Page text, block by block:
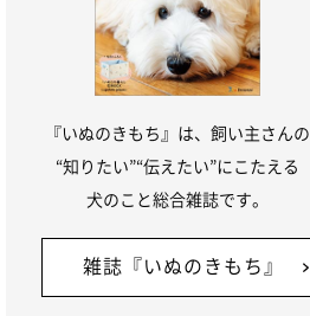
『いぬのきもち』は、飼い主さんの
“知りたい”“伝えたい”にこたえる
犬のこと総合雑誌です。
雑誌『いぬのきもち』